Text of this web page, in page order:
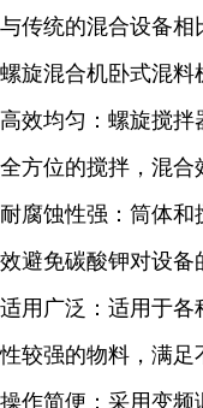
与传统的混合设备
螺旋混合机卧式混料
高效均匀：螺旋搅拌
全方位的搅拌，混合
耐腐蚀性强：筒体
效避免碳酸钾对设备
适用广泛：适用于各
性较强的物料，满足
操作简便：采用变频